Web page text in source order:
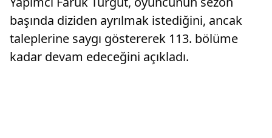
başında diziden ayrılmak istediğini, ancak
taleplerine saygı göstererek 113. bölüme
kadar devam edeceğini açıkladı.